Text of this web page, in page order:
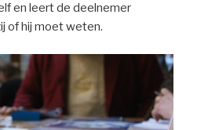
en leert de deelnemer
of hij moet weten.